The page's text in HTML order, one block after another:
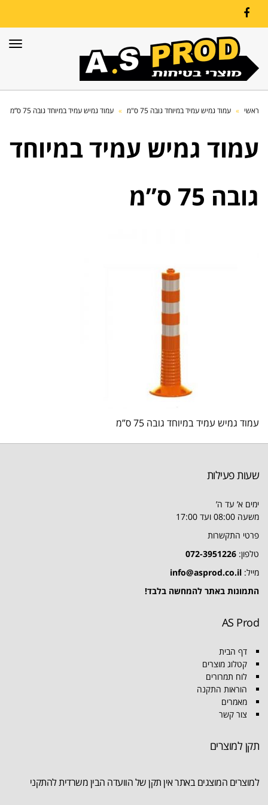
Facebook
ראשי » עמוד גמיש עמיד במיוחד גובה 75 ס"מ » עמוד גמיש עמיד במיוחד גובה 75 ס”מ
עמוד גמיש עמיד במיוחד
גובה 75 ס”מ
עמוד גמיש עמיד במיוחד גובה 75 ס”מ
שעות פעילות
ימים א’ עד ה’
משעה 08:00 ועד 17:00
פרטי התקשרות
טלפון: 072-3951226
מייל: info@asprod.co.il
התמונות באתר להמחשה בלבד!
AS Prod
דף הבית
קטלוג מוצרים
לוח תמרורים
הוראות התקנה
מאמרים
צור קשר
תקן למוצרים
למוצרים המוצגים באתר אין תקן של הוועדה הבין משרדית להתקני